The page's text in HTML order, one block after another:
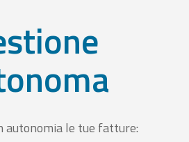
autonomia le tue fatture: